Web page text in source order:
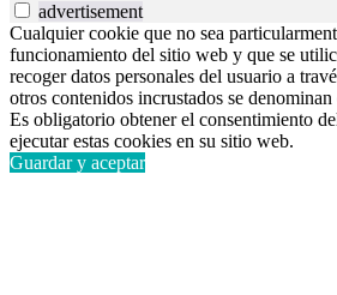
advertisement
Cualquier cookie que no sea
funcionamiento del sitio web y que se
recoger datos personales del usuario a
otros contenidos incrustados se
Es obligatorio obtener el consentimiento
ejecutar estas cookies en su sitio web.
Guardar y aceptar